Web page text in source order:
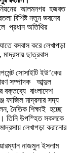
আলমনগর হজরত
বিশিষ্ট নতুন ভবনের
প্রধান অতিথির
বসবাস করে লেখাপড়া
ছাত্রবাস
সোসাইটি ইউ’কের
সম্পাদক আব্দুল
বক্তব্যে বাংলাদেশ
ফাজিল মাদ্রসার সদ্য
নৈতিক শিক্ষাই হচ্ছে
তিনি উপস্হিত সকলকে
লেখাপড়া করানোর
নাজমুল ইসলাম